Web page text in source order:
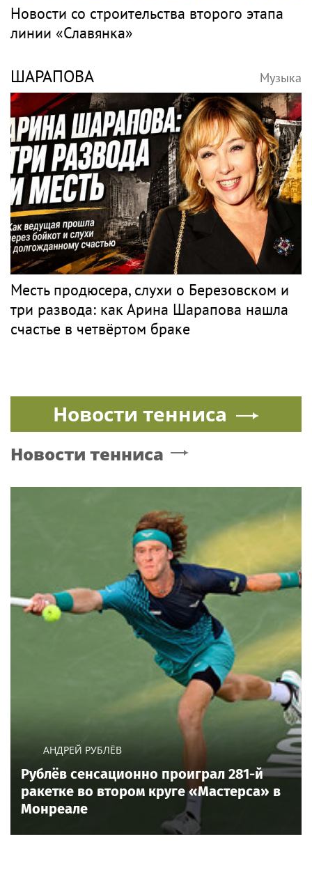
Новости со строительства второго этапа
линии «Славянка»
ШАРАПОВА Музыка
Месть продюсера, слухи о Березовском и
три развода: как Арина Шарапова нашла
счастье в четвёртом браке
Новости тенниса
Новости тенниса
АНДРЕЙ РУБЛЁВ
Рублёв сенсационно проиграл 281-й
ракетке во втором круге «Мастерса» в
Монреале